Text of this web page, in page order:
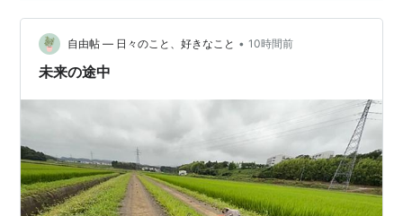
自由帖 ― 日々のこと、好きなこと • 10時間前
未来の途中